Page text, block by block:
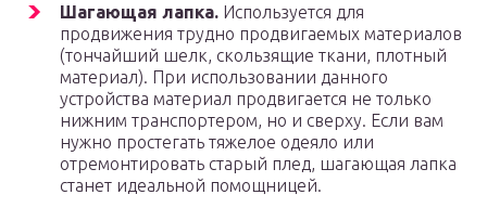
Шагающая лапка. Используется для
продвижения трудно продвигаемых материалов
(тончайший шелк, скользящие ткани, плотный
материал). При использовании данного
устройства материал продвигается не только
нижним транспортером, но и сверху. Если вам
нужно простегать тяжелое одеяло или
отремонтировать старый плед, шагающая лапка
станет идеальной помощницей.